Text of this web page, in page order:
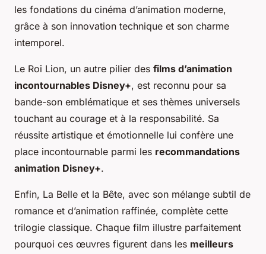
les fondations du cinéma d’animation moderne,
grâce à son innovation technique et son charme
intemporel.
Le Roi Lion, un autre pilier des films d’animation
incontournables Disney+, est reconnu pour sa
bande-son emblématique et ses thèmes universels
touchant au courage et à la responsabilité. Sa
réussite artistique et émotionnelle lui confère une
place incontournable parmi les recommandations
animation Disney+.
Enfin, La Belle et la Bête, avec son mélange subtil de
romance et d’animation raffinée, complète cette
trilogie classique. Chaque film illustre parfaitement
pourquoi ces œuvres figurent dans les meilleurs